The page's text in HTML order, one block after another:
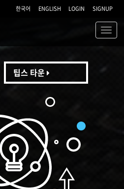
한국어 ENGLISH LOGIN SIGNUP
팁스 타운